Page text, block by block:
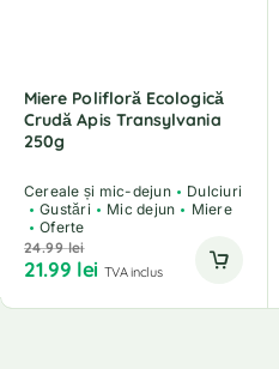
Miere Polifloră Ecologică
Crudă Apis Transylvania
250g
Cereale și mic-dejun
Dulciuri
Gustări
Mic dejun
Miere
Oferte
24.99lei
21.99 lei TVA inclus